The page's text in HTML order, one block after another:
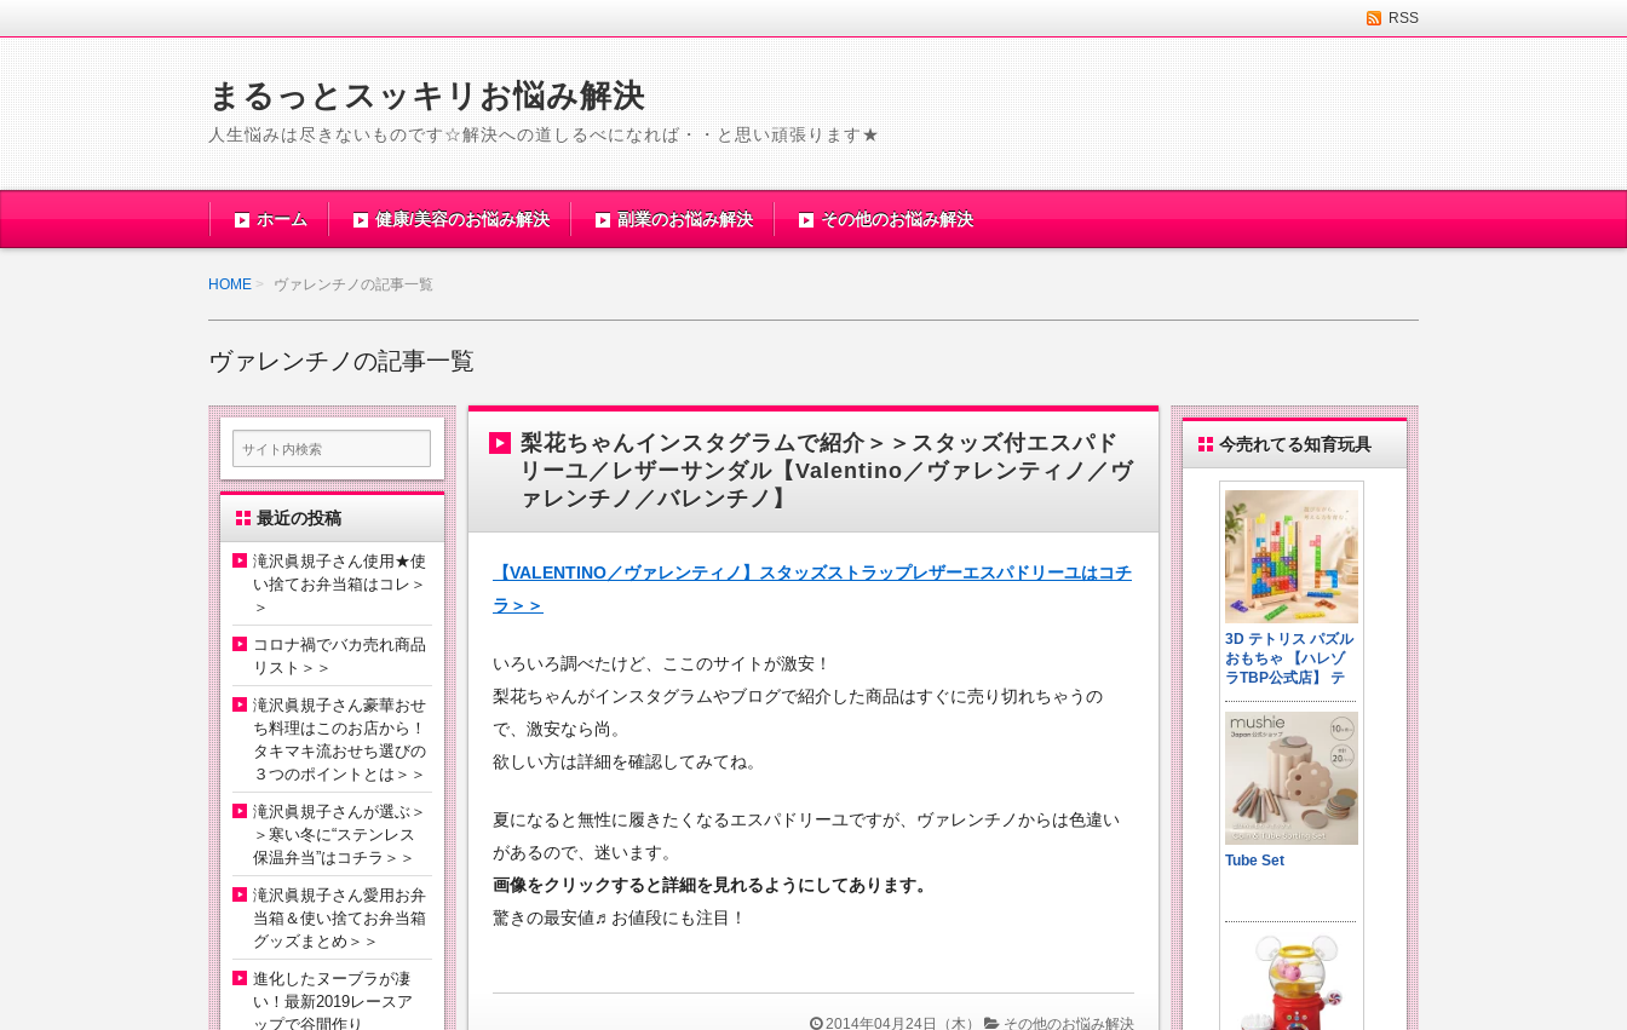
RSS
まるっとスッキリお悩み解決
人生悩みは尽きないものです☆解決への道しるべになれば・・と思い頑張ります★
ホーム 健康/美容のお悩み解決 副業のお悩み解決 その他のお悩み解決
HOME ヴァレンチノの記事一覧
ヴァレンチノの記事一覧
梨花ちゃんインスタグラムで紹介＞＞スタッズ付エスパド
リーユ／レザーサンダル【Valentino／ヴァレンティノ／ヴ
ァレンチノ／バレンチノ】
【VALENTINO／ヴァレンティノ】スタッズストラップレザーエスパドリーユはコチ
ラ＞＞
いろいろ調べたけど、ここのサイトが激安！
梨花ちゃんがインスタグラムやブログで紹介した商品はすぐに売り切れちゃうの
で、激安なら尚。
欲しい方は詳細を確認してみてね。
夏になると無性に履きたくなるエスパドリーユですが、ヴァレンチノからは色違い
があるので、迷います。
画像をクリックすると詳細を見れるようにしてあります。
驚きの最安値♬お値段にも注目！
2014年04月24日（木） その他のお悩み解決
最近の投稿
滝沢眞規子さん使用★使
い捨てお弁当箱はコレ＞
＞
コロナ禍でバカ売れ商品
リスト＞＞
滝沢眞規子さん豪華おせ
ち料理はこのお店から！
タキマキ流おせち選びの
３つのポイントとは＞＞
滝沢眞規子さんが選ぶ＞
＞寒い冬に“ステンレス
保温弁当”はコチラ＞＞
滝沢眞規子さん愛用お弁
当箱＆使い捨てお弁当箱
グッズまとめ＞＞
進化したヌーブラが凄
い！最新2019レースア
ップで谷間作り
今売れてる知育玩具